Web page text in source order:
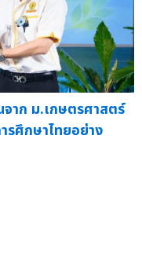
าก ม.เกษตรศาสตร์
ศึกษาไทยอย่าง